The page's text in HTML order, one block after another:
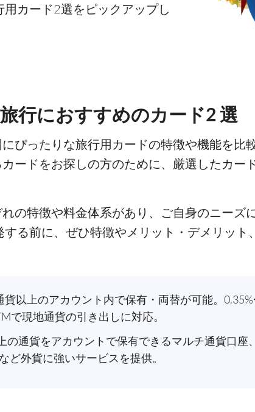
カード2選をピックアップし
行におすすめのカード2 選
ぴったりな旅行用カードの特徴や機能を比
ードをお探しの方のために、厳選したカー
の特徴や料金体系があり、ご自身のニーズ
る前に、ぜひ特徴やメリット・デメリット
貨以上のアカウント内で保有・両替が可能。
で現地通貨の引き出しに対応。
の通貨をアカウントで保有できるマルチ通貨口座
ど外貨に強いサービスを提供。